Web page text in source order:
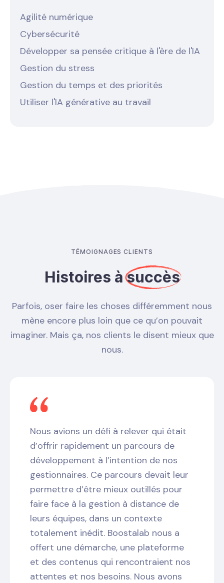
Agilité numérique
Cybersécurité
Développer sa pensée critique à l'ère de l'IA
Gestion du stress
Gestion du temps et des priorités
Utiliser l'IA générative au travail
TÉMOIGNAGES CLIENTS
Histoires àsuccès
Parfois, oser faire les choses différemment nous
mène encore plus loin que ce qu’on pouvait
imaginer. Mais ça, nos clients le disent mieux que
nous.
Nous avions un défi à relever qui était
d’offrir rapidement un parcours de
développement à l’intention de nos
gestionnaires. Ce parcours devait leur
permettre d’être mieux outillés pour
faire face à la gestion à distance de
leurs équipes, dans un contexte
totalement inédit. Boostalab nous a
offert une démarche, une plateforme
et des contenus qui rencontraient nos
attentes et nos besoins. Nous avons